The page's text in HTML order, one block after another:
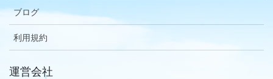
ブログ
利用規約
運営会社